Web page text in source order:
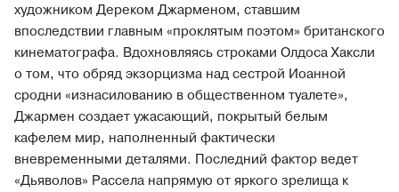
художником Дереком Джарменом, ставшим
впоследствии главным «проклятым поэтом» британского
кинематографа. Вдохновляясь строками Олдоса Хаксли
о том, что обряд экзорцизма над сестрой Иоанной
сродни «изнасилованию в общественном туалете»,
Джармен создает ужасающий, покрытый белым
кафелем мир, наполненный фактически
вневременными деталями. Последний фактор ведет
«Дьяволов» Рассела напрямую от яркого зрелища к